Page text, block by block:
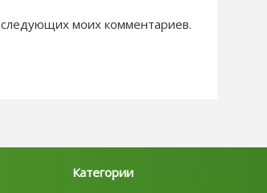
моих комментариев.
Категории